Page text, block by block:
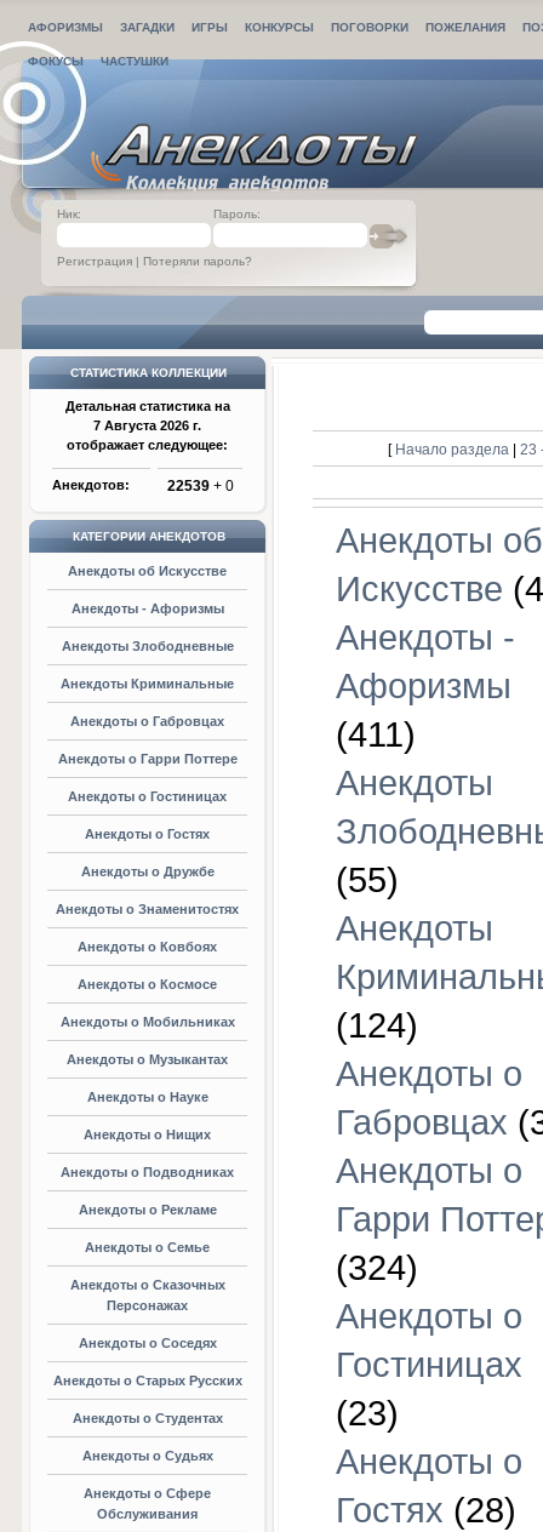
АФОРИЗМЫ ЗАГАДКИ ИГРЫ КОНКУРСЫ ПОГОВОРКИ ПОЖЕЛАНИЯ
ФОКУСЫ ЧАСТУШКИ
Ник: Пароль:
Регистрация | Потеряли пароль?
СТАТИСТИКА КОЛЛЕКЦИИ
Детальная статистика на
7 Августа 2026 г.
отображает следующее:
Анекдотов: 22539 + 0
КАТЕГОРИИ АНЕКДОТОВ
Анекдоты об Искусстве
Анекдоты - Афоризмы
Анекдоты Злободневные
Анекдоты Криминальные
Анекдоты о Габровцах
Анекдоты о Гарри Поттере
Анекдоты о Гостиницах
Анекдоты о Гостях
Анекдоты о Дружбе
Анекдоты о Знаменитостях
Анекдоты о Ковбоях
Анекдоты о Космосе
Анекдоты о Мобильниках
Анекдоты о Музыкантах
Анекдоты о Науке
Анекдоты о Нищих
Анекдоты о Подводниках
Анекдоты о Рекламе
Анекдоты о Семье
Анекдоты о Сказочных
Персонажах
Анекдоты о Соседях
Анекдоты о Старых Русских
Анекдоты о Студентах
Анекдоты о Судьях
Анекдоты о Сфере
Обслуживания
[ Начало раздела | 23
Анекдоты об
Искусстве
Анекдоты -
Афоризмы
(411)
Анекдоты
(55)
Анекдоты
(124)
Анекдоты о
Габровцах
Анекдоты о
Гарри
(324)
Анекдоты о
Гостиницах
(23)
Анекдоты о
Гостях (28)